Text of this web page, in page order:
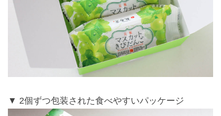
2個ずつ包装された食べやすいパッケージ